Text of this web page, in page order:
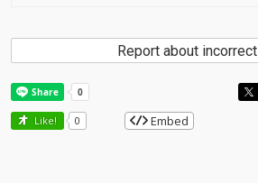
Report about
Like! 0 Embed